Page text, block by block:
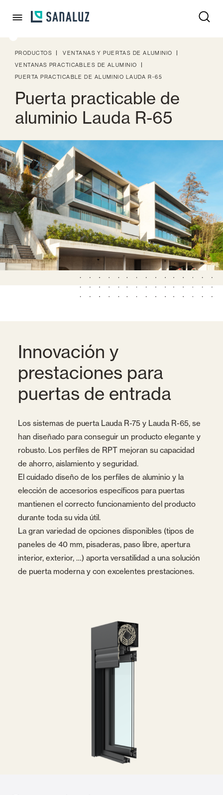
PRODUCTOS
VENTANAS Y PUERTAS DE ALUMINIO
VENTANAS PRACTICABLES DE ALUMINIO
PUERTA PRACTICABLE DE ALUMINIO LAUDA R-65
Puerta practicable de
aluminio Lauda R-65
Innovación y
prestaciones para
puertas de entrada
Los sistemas de puerta Lauda R-75 y Lauda R-65, se
han diseñado para conseguir un producto elegante y
robusto. Los perfiles de RPT mejoran su capacidad
de ahorro, aislamiento y seguridad.
El cuidado diseño de los perfiles de aluminio y la
elección de accesorios específicos para puertas
mantienen el correcto funcionamiento del producto
durante toda su vida útil.
La gran variedad de opciones disponibles (tipos de
paneles de 40 mm, pisaderas, paso libre, apertura
interior, exterior, …) aporta versatilidad a una solución
de puerta moderna y con excelentes prestaciones.